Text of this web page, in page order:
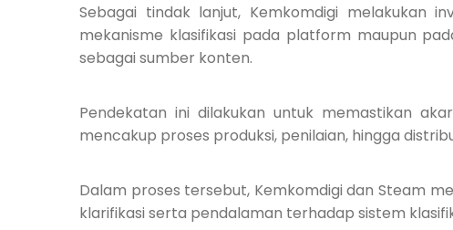
Sebagai tindak lanjut, Kemkomdigi melakukan
mekanisme klasifikasi pada platform maupun
sebagai sumber konten.
Pendekatan ini dilakukan untuk memastikan
mencakup proses produksi, penilaian, hingga
Dalam proses tersebut, Kemkomdigi dan Steam
klarifikasi serta pendalaman terhadap sistem